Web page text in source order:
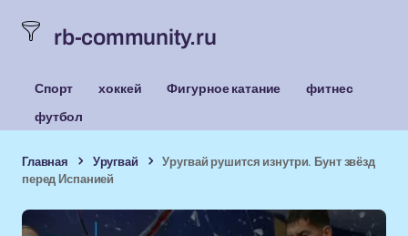
rb-community.ru
Спорт хоккей Фигурное катание
фитнес
футбол
Главная Уругвай
Уругвай рушится изнутри. Бунт звёзд
перед Испанией